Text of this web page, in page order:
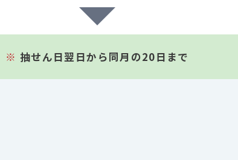
※ 抽せん日翌日から同月の20日まで